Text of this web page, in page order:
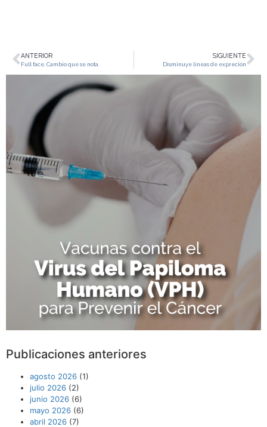
ANTERIOR
Full face, Cambio que se nota.
SIGUIENTE
Disminuye líneas de expreción
Publicaciones anteriores
agosto 2026 (1)
julio 2026 (2)
junio 2026 (6)
mayo 2026 (6)
abril 2026 (7)